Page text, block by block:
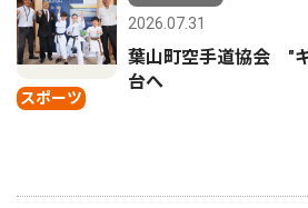
スポーツ
2026.07.31
葉山町空手道協会 "
台へ